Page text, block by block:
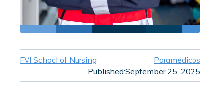
FVI School of Nursing
Paramédicos
Published:September 25, 2025